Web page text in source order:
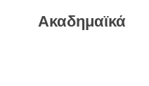
Ακαδημαϊκά